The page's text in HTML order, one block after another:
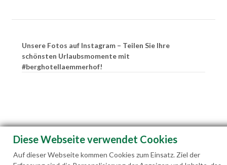
Unsere Fotos auf Instagram – Teilen Sie Ihre
schönsten Urlaubsmomente mit
#berghotellaemmerhof!
Diese Webseite verwendet Cookies
Auf dieser Webseite kommen Cookies zum Einsatz. Ziel der